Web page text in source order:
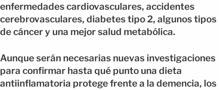
enfermedades cardiovasculares, accidentes
cerebrovasculares, diabetes tipo 2, algunos tipos
de cáncer y una mejor salud metabólica.
Aunque serán necesarias nuevas investigaciones
para confirmar hasta qué punto una dieta
antiinflamatoria protege frente a la demencia, los